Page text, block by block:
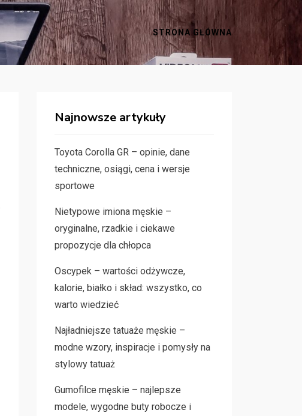
STRONA GŁÓWNA
Najnowsze artykuły
Toyota Corolla GR – opinie, dane
techniczne, osiągi, cena i wersje
sportowe
Nietypowe imiona męskie –
oryginalne, rzadkie i ciekawe
propozycje dla chłopca
Oscypek – wartości odżywcze,
kalorie, białko i skład: wszystko, co
warto wiedzieć
Najładniejsze tatuaże męskie –
modne wzory, inspiracje i pomysły na
stylowy tatuaż
Gumofilce męskie – najlepsze
modele, wygodne buty robocze i